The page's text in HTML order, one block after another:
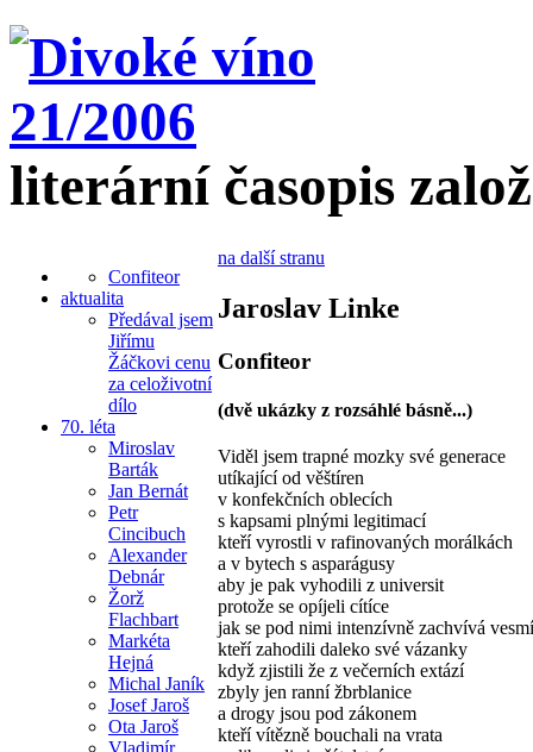
literární časopis
Confiteor
aktualita
Předával jsem
Jiřímu
Žáčkovi cenu
za celoživotní
dílo
70. léta
Miroslav
Barták
Jan Bernát
Petr
Cincibuch
Alexander
Debnár
Žorž
Flachbart
Markéta
Hejná
Michal Janík
Josef Jaroš
Ota Jaroš
Vladimír
na další stranu
Jaroslav Linke
Confiteor
(dvě ukázky z rozsáhlé básně...)
Viděl jsem trapné mozky své generace
utíkající od věštíren
v konfekčních oblecích
s kapsami plnými legitimací
kteří vyrostli v rafinovaných morálkách
a v bytech s asparágusy
aby je pak vyhodili z universit
protože se opíjeli cítíce
jak se pod nimi intenzívně zachvívá
kteří zahodili daleko své vázanky
když zjistili že z večerních extází
zbyly jen ranní žbrblanice
a drogy jsou pod zákonem
kteří vítězně bouchali na vrata